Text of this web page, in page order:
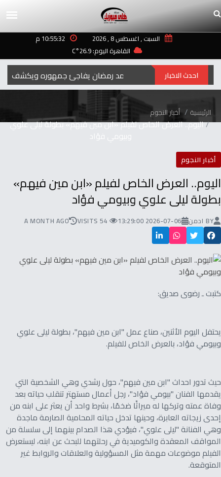
السبت , اغسطس 8 , 2026
10:55:32 م
القاهرة اليوم: 26.9°C
احدث الاخبار
الرئيسية أخبار النجوم
اليوم.. العرض الخاص لفيلم «ابن مين فيهم» بطولة ليلى علوي
وبيومي فؤاد
أخبار النجوم
اليوم.. العرض الخاص لفيلم «ابن مين فيهم»
بطولة ليلى علوي وبيومي فؤاد
BY ادمن 2026-07-06 13:29:00
54 VISITS
A MONTH AGO
كتبت ـ رضوى صديق:
يحتفل اليوم الأثنين، صناع عمل "ابن مين فيهم"، بطولة ليلى علوي
وبيومي فؤاد، بالعرض الخاص للفيلم.
حيث تدور احداث "ابن مين فيهم"، حول رشدي وهي الشخصية التي
يقدمها الفنان "بيومي فؤاد"، رجل أعمال مستهتر تنقلب حياته بعد
وفاة عمته وتركها له ميراثًا ضخمًا، بشرط واحد أن يعثر على ابنه من
إحدى زيجاته العابرة، وحينها تدخل حياته المحامية الصارمة ماجدة
وهي الفنانة "ليلى علوي"، فيؤدي هذا الصدام بينهما إلى سلسلة من
المواقف المعقدة والكوميدية في رحلتهما للبحث عن ابنه، ليستعرض
الفيلم موضوعات مهمة مثل المسؤولية والعلاقات والروابط غير
المتوقعة.